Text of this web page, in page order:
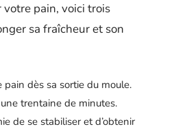
pain, voici trois
sa fraîcheur et son
pain dès sa sortie du moule.
trentaine de minutes.
de se stabiliser et d’obtenir